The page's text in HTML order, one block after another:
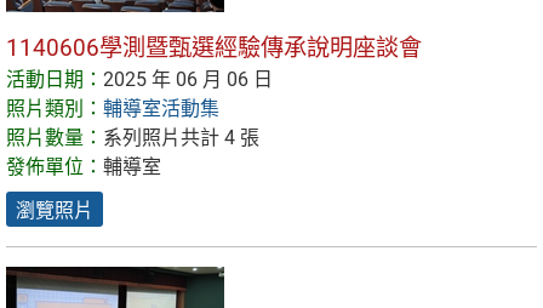
1140606學測暨甄選經驗傳承說明座談會
活動日期： 2025 年 06 月 06 日
照片類別： 輔導室活動集
照片數量： 系列照片共計 4 張
發佈單位： 輔導室
瀏覽照片